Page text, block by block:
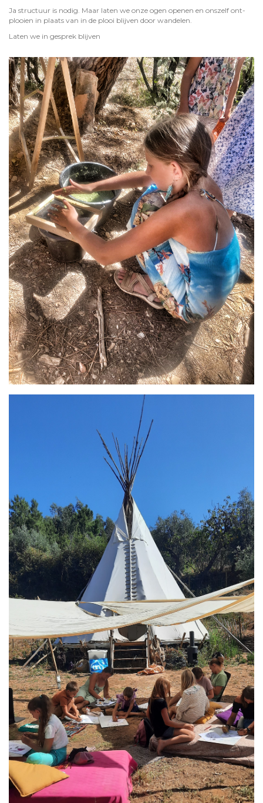
Ja structuur is nodig. Maar laten we onze ogen openen en onszelf ont-
plooien in plaats van in de plooi blijven door wandelen.
Laten we in gesprek blijven